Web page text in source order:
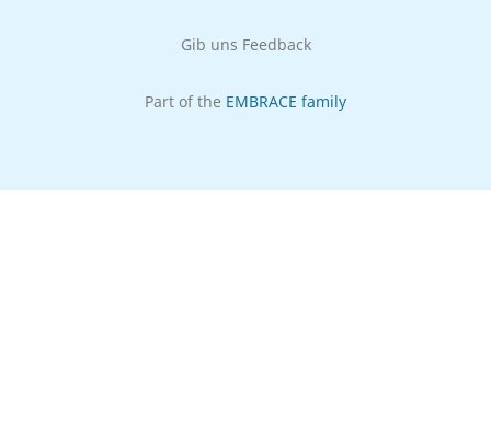
Gib uns Feedback
Part of the EMBRACE family